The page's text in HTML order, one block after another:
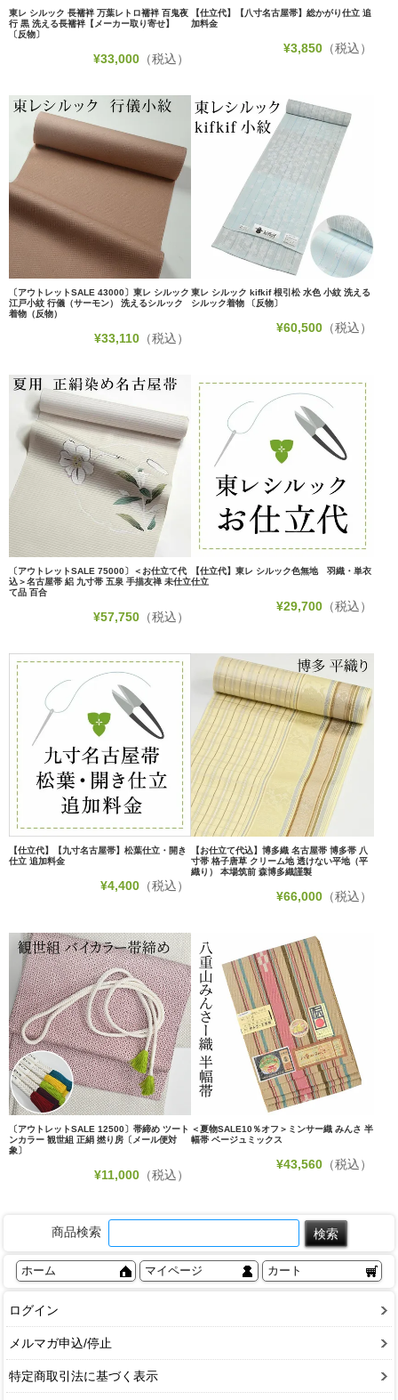
東レ シルック 長襦袢 万葉レトロ襦袢 百鬼夜
行 黒 洗える長襦袢【メーカー取り寄せ】
〔反物〕
¥33,000 （税込）
【仕立代】【八寸名古屋帯】総かがり仕立 追
加料金
¥3,850（税込）
〔アウトレットSALE 43000〕東レ シルック
江戸小紋 行儀（サーモン） 洗えるシルック
着物（反物）
¥33,110 （税込）
東レ シルック kifkif 根引松 水色 小紋 洗える
シルック着物 〔反物〕
¥60,500（税込）
〔アウトレットSALE 75000〕＜お仕立て代
込＞名古屋帯 絽 九寸帯 五泉 手描友禅 未仕立
て品 百合
¥57,750 （税込）
【仕立代】東レ シルック色無地 羽織・単衣
仕立
¥29,700（税込）
【仕立代】【九寸名古屋帯】松葉仕立・開き
仕立 追加料金
¥4,400 （税込）
【お仕立て代込】博多織 名古屋帯 博多帯 八
寸帯 格子唐草 クリーム地 透けない平地（平
織り） 本場筑前 森博多織謹製
¥66,000（税込）
〔アウトレットSALE 12500〕帯締め ツート
ンカラー 観世組 正絹 撚り房〔メール便対
象〕
¥11,000 （税込）
＜夏物SALE10％オフ＞ミンサー織 みんさ 半
幅帯 ベージュミックス
¥43,560（税込）
商品検索
ホーム マイページ カート
ログイン
メルマガ申込/停止
特定商取引法に基づく表示